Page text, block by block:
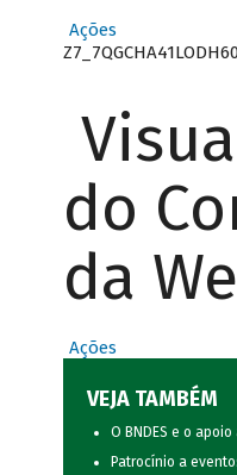
Ações
do
da
Ações
VEJA TAMBÉM
O BNDES e o
Patrocínio a